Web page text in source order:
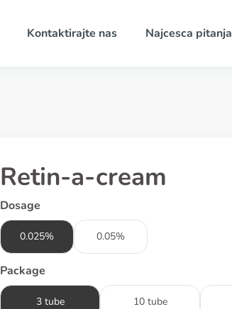
Kontaktirajte nas Najcesca pitanja
Retin-a-cream
Dosage
0.025% 0.05%
Package
3 tube 10 tube